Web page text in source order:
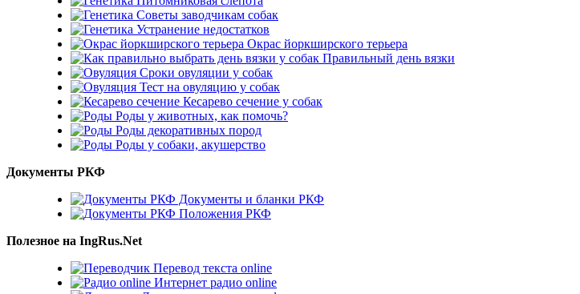
Советы заводчикам собак
Устранение недостатков
Окрас йоркширского терьера
Правильный день вязки
Сроки овуляции у собак
Тест на овуляцию у собак
Кесарево сечение у собак
Роды у животных, как помочь?
Роды декоративных пород
Роды у собаки, акушерство
Документы РКФ
Документы и бланки РКФ
Положения РКФ
Полезное на IngRus.Net
Перевод текста online
Интернет радио online